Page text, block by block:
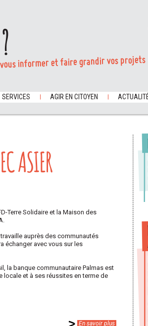
informer et faire grandir vos projets
SERVICES AGIR EN CITOYEN
ASIER
Terre Solidaire et la Maison des
auprès des communautés
échanger avec vous sur les
la banque communautaire Palmas est
locale et à ses réussites en terme de
En savoir plus